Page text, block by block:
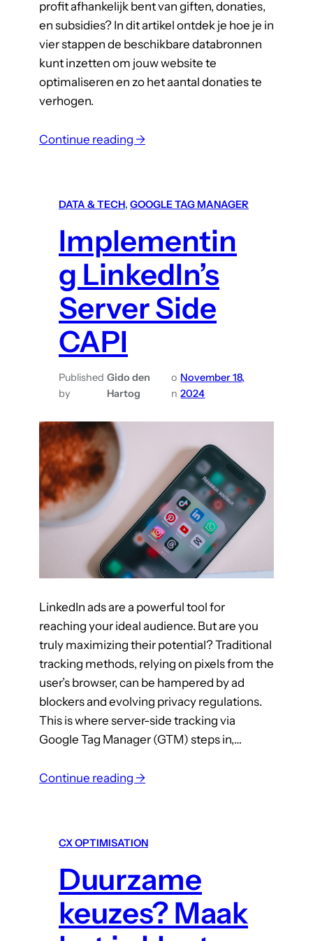
O
profit afhankelijk bent van giften, donaties,
en subsidies? In dit artikel ontdek je hoe je in
vier stappen de beschikbare databronnen
kunt inzetten om jouw website te
optimaliseren en zo het aantal donaties te
verhogen.
Continue reading →:
i
t
e
-
o
p
m
l
i
e
v
o
r
g
o
e
d
e
d
o
l
i
4
s
t
a
DATA & TECH, GOOGLE TAG MANAGER
Implementin
g LinkedIn’s
Server Side
CAPI
Published
by
Gido den
Hartog
o
n
November 18,
2024
LinkedIn ads are a powerful tool for
reaching your ideal audience. But are you
truly maximizing their potential? Traditional
tracking methods, relying on pixels from the
user’s browser, can be hampered by ad
blockers and evolving privacy regulations.
This is where server-side tracking via
Google Tag Manager (GTM) steps in,…
Continue reading →:
e
m
e
n
CX OPTIMISATION
Duurzame
keuzes? Maak